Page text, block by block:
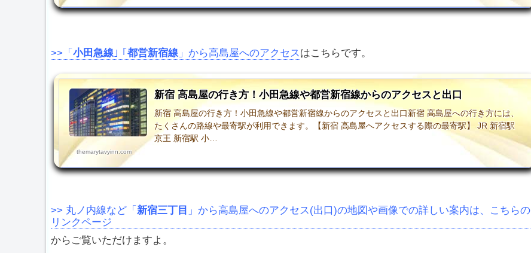
>>「 小田急線 ｣ ｢ 都営新宿線 」から高島屋へのアクセスはこちらです。
新宿 高島屋の行き方！小田急線や都営新宿線からのアクセスと出口
新宿 高島屋の行き方！小田急線や都営新宿線からのアクセスと出口新宿 高島屋への行き方には、
たくさんの路線や最寄駅が利用できます。【新宿 高島屋へアクセスする際の最寄駅】 JR 新宿駅
京王 新宿駅 小…
themarytavyinn.com
>> 丸ノ内線など「 新宿三丁目 」から高島屋へのアクセス(出口)の地図や画像での詳しい案内は、こちらの
リンクページ
からご覧いただけますよ。